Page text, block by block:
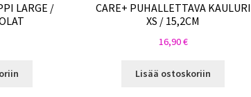
LARGE /
CARE+ PUHALLETTAVA KAULURI
XS / 15,2CM
16,90€
Lisää ostoskoriin